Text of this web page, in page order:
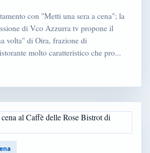
con "Metti una sera a cena"; la
di Vco Azzurra tv propone il
volta" di Oira, frazione di
molto caratteristico che pro...